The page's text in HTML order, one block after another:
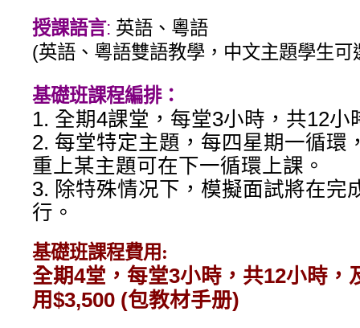
授課語言: 英語、粵語
(英語、粵語雙語教學，中文主題學⽣可
基礎班課程編排：
1. 全期4課堂，每堂3小時，共12
2. 每堂特定主題，每四星期一循環
重上某主題可在下一循環上課。
3. 除特殊情况下，模擬面試將在完
行。
基礎班課程費用:
全期4堂，每堂3小時，共12小時，
用$3,500 (包教材手册)